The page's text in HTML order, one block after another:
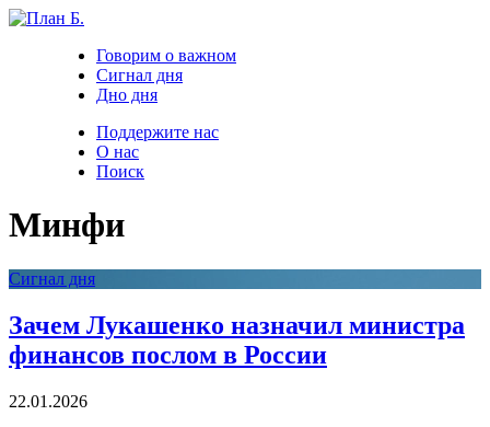
Говорим о важном
Сигнал дня
Дно дня
Поддержите нас
О нас
Поиск
Минфи
Сигнал дня
Зачем Лукашенко назначил министра
финансов послом в России
22.01.2026